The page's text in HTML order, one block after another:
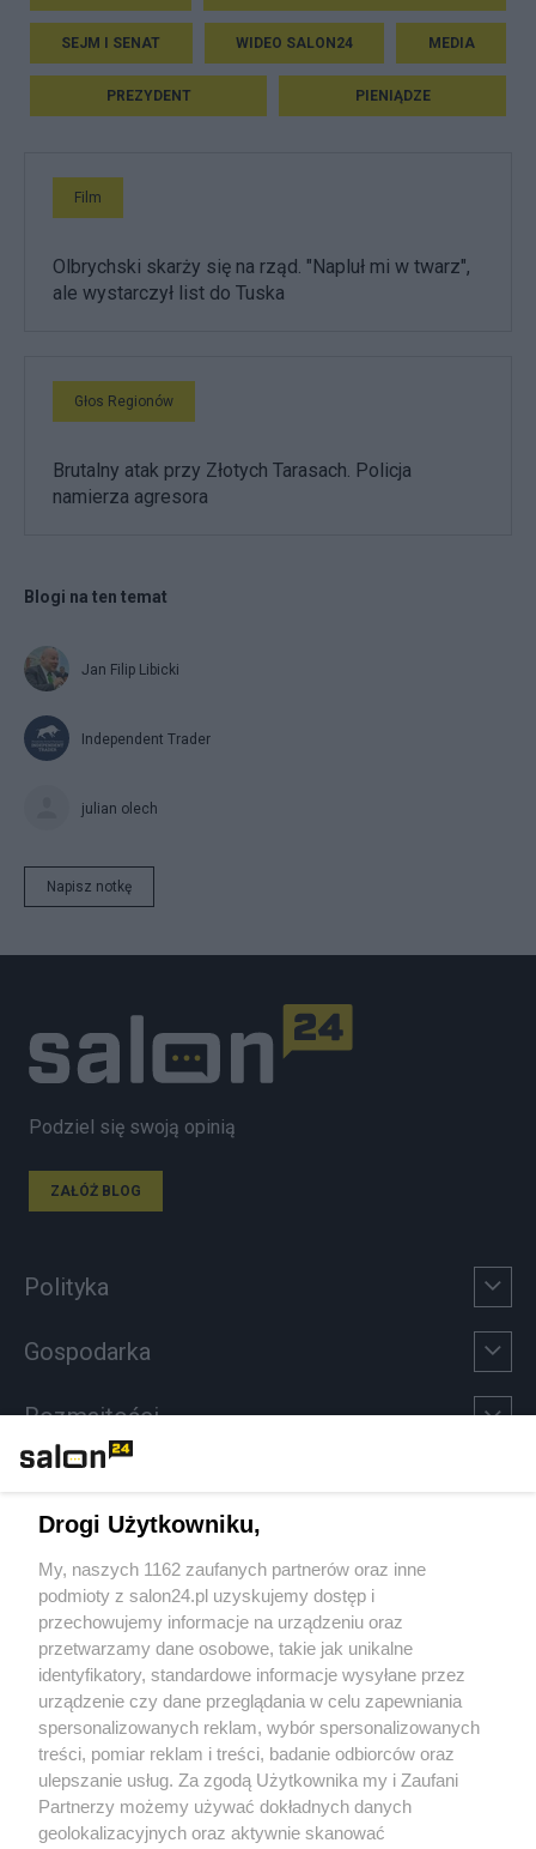
SEJM I SENAT WIDEO SALON24 MEDIA
PREZYDENT PIENIĄDZE
Film
Olbrychski skarży się na rząd. "Napluł mi w twarz",
ale wystarczył list do Tuska
Głos Regionów
Brutalny atak przy Złotych Tarasach. Policja
namierza agresora
Blogi na ten temat
Jan Filip Libicki
Independent Trader
julian olech
Napisz notkę
Podziel się swoją opinią
ZAŁÓŻ BLOG
Polityka
Gospodarka
Rozmaitości
Sport
Społeczeństwo
Kultura
X Facebook Instagram Youtube
Drogi Użytkowniku,
My, naszych 1162 zaufanych partnerów oraz inne
podmioty z salon24.pl uzyskujemy dostęp i
przechowujemy informacje na urządzeniu oraz
przetwarzamy dane osobowe, takie jak unikalne
identyfikatory, standardowe informacje wysyłane przez
urządzenie czy dane przeglądania w celu zapewniania
spersonalizowanych reklam, wybór spersonalizowanych
treści, pomiar reklam i treści, badanie odbiorców oraz
ulepszanie usług. Za zgodą Użytkownika my i Zaufani
Partnerzy możemy używać dokładnych danych
geolokalizacyjnych oraz aktywnie skanować